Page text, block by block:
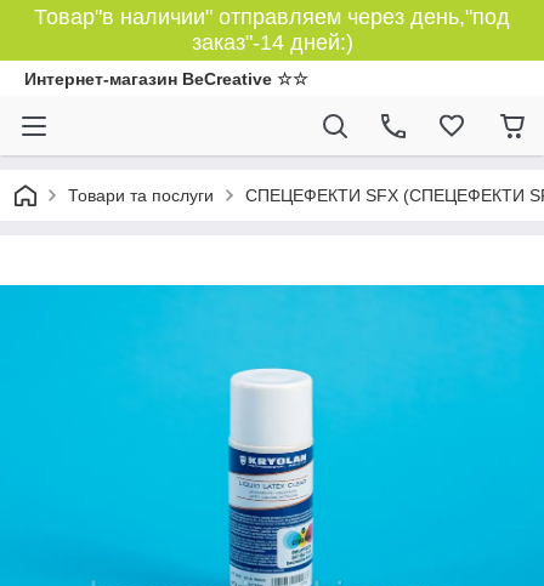
Товар"в наличии" отправляем через день,"под
заказ"-14 дней:)
Интернет-магазин BeCreative ☆☆
Товари та послуги СПЕЦЕФЕКТИ SFX (СПЕЦЕФЕКТИ